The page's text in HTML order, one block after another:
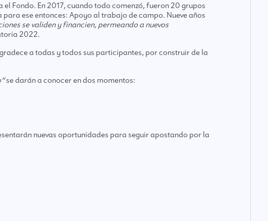
Fondo. En 2017, cuando todo comenzó, fueron 20 grupos
ese entonces: Apoyo al trabajo de campo. Nueve años
se validen y financien, permeando a nuevos
2022.
a todas y todos sus participantes, por construir de la
se darán a conocer en dos momentos:
nuevas oportunidades para seguir apostando por la